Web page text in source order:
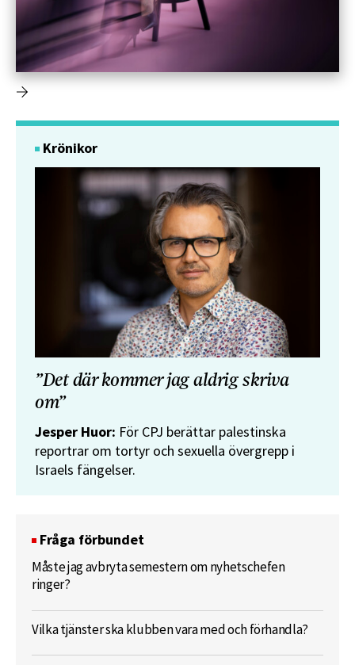
Krönikor
”Det där kommer jag aldrig skriva
om”
Jesper Huor: För CPJ berättar palestinska
reportrar om tortyr och sexuella övergrepp i
Israels fängelser.
Fråga förbundet
Måste jag avbryta semestern om nyhetschefen
ringer?
Vilka tjänster ska klubben vara med och förhandla?